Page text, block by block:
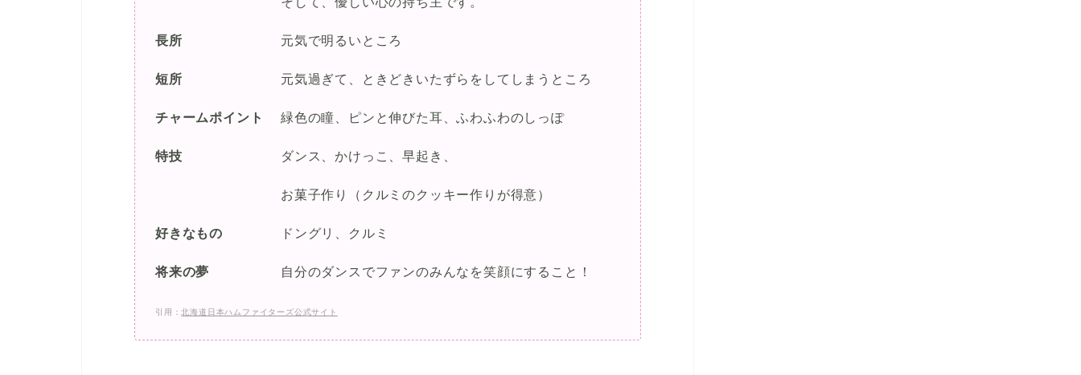
長所 元気で明るいところ
短所 元気過ぎて、ときどきいたずらをしてしまうところ
チャームポイント 緑色の瞳、ピンと伸びた耳、ふわふわのしっぽ
特技 ダンス、かけっこ、早起き、
お菓子作り（クルミのクッキー作りが得意）
好きなもの ドングリ、クルミ
将来の夢 自分のダンスでファンのみんなを笑顔にすること！
引用：北海道日本ハムファイターズ公式サイト